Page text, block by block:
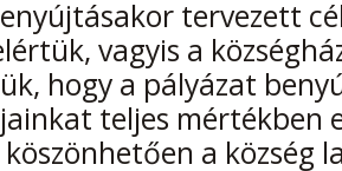
tervezett
vagyis a
hogy a pályázat
teljes mértékben
a község